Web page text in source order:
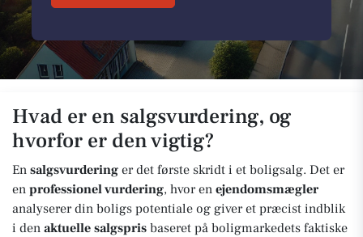
Hvad er en salgsvurdering, og
hvorfor er den vigtig?
En salgsvurdering er det første skridt i et boligsalg. Det er
en professionel vurdering, hvor en ejendomsmægler
analyserer din boligs potentiale og giver et præcist indblik
i den aktuelle salgspris baseret på boligmarkedets faktiske